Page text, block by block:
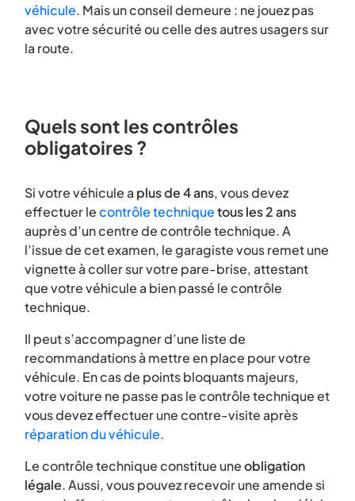
véhicule. Mais un conseil demeure : ne jouez pas
avec votre sécurité ou celle des autres usagers sur
la route.
Quels sont les contrôles
obligatoires ?
Si votre véhicule a plus de 4 ans, vous devez
effectuer lecontrôle techniquetous les 2 ans
auprès d’un centre de contrôle technique. A
l’issue de cet examen, le garagiste vous remet une
vignette à coller sur votre pare-brise, attestant
que votre véhicule a bien passé le contrôle
technique.
Il peut s’accompagner d’une liste de
recommandations à mettre en place pour votre
véhicule. En cas de points bloquants majeurs,
votre voiture ne passe pas le contrôle technique et
vous devez effectuer une contre-visite après
réparation du véhicule.
Le contrôle technique constitue uneobligation
légale. Aussi, vous pouvez recevoir une amende si